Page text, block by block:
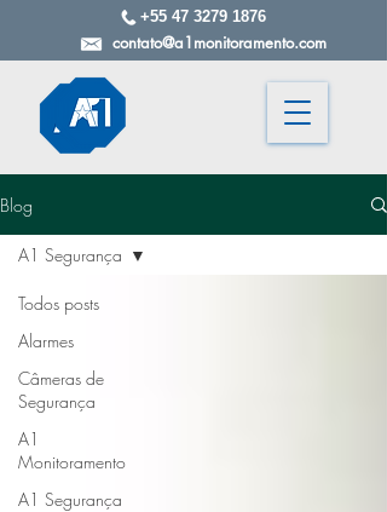
+55 47 3279 1876
contato@a1monitoramento.com
Blog
Todos posts
Alarmes
Câmeras de
Segurança
A1
Monitoramento
A1 Segurança
A1 Segurança